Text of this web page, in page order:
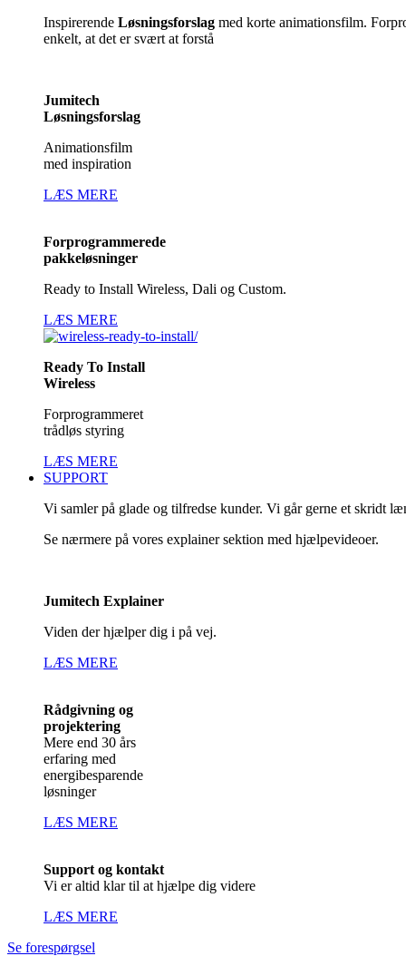
Inspirerende Løsningsforslag med korte animationsfilm.
enkelt, at det er svært at forstå
Jumitech
Løsningsforslag
Animationsfilm
med inspiration
LÆS MERE
Forprogrammerede
pakkeløsninger
Ready to Install Wireless, Dali og Custom.
LÆS MERE
Ready To Install
Wireless
Forprogrammeret
trådløs styring
LÆS MERE
SUPPORT
Vi samler på glade og tilfredse kunder. Vi går gerne et skridt
Se nærmere på vores explainer sektion med hjælpevideoer.
Jumitech Explainer
Viden der hjælper dig i på vej.
LÆS MERE
Rådgivning og
projektering
Mere end 30 års
erfaring med
energibesparende
løsninger
LÆS MERE
Support og kontakt
Vi er altid klar til at hjælpe dig videre
LÆS MERE
Se forespørgsel